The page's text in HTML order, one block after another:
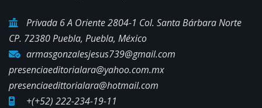
Privada 6 A Oriente 2804-1 Col. Santa Bárbara Norte
CP. 72380 Puebla, Puebla, México
armasgonzalesjesus739@gmail.com
presenciaeditorialara@yahoo.com.mx
presenciaedittorialara@hotmail.com
+(+52) 222-234-19-11